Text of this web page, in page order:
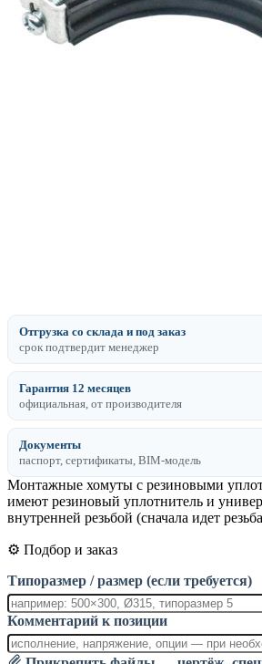
Отгрузка со склада и под заказ
срок подтвердит менеджер
Гарантия 12 месяцев
официальная, от производителя
Документы
паспорт, сертификаты, BIM-модель
Монтажные хомуты с резиновыми
имеют резиновый уплотнитель и
внутренней резьбой (сначала идет
⚙️ Подбор и заказ
Типоразмер / размер (если требуется)
Комментарий к позиции